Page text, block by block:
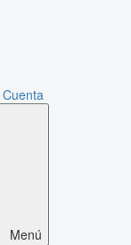
Cuenta
Menú